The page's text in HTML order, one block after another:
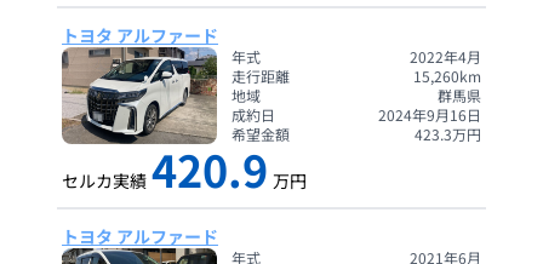
トヨタ アルファード
年式
2022年4月
走行距離
15,260km
地域
群馬県
成約日
2024年9月16日
希望金額
423.3万円
セルカ実績 420.9 万円
トヨタ アルファード
年式
2021年6月